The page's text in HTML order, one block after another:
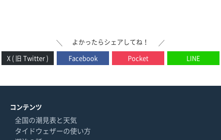
＼ よかったらシェアしてね！
／
X ( 旧 Twitter )
Facebook Pocket LINE
コンテンツ
全国の潮見表と天気
タイドウェザーの使い方